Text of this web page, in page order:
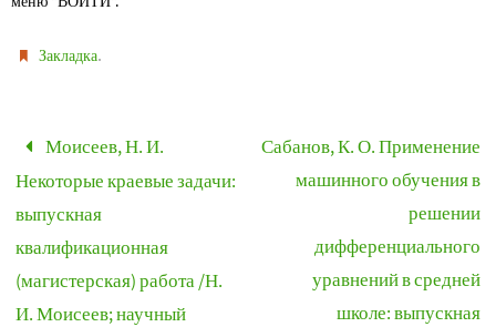
Закладка.
Моисеев, Н. И.
Некоторые краевые задачи:
выпускная
квалификационная
(магистерская) работа /Н.
И. Моисеев; научный
Сабанов, К. О. Применение
машинного обучения в
решении
дифференциального
уравнений в средней
школе: выпускная